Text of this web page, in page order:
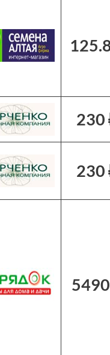
230
230